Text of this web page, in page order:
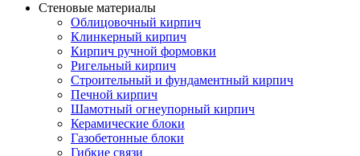
Стеновые материалы
Облицовочный кирпич
Клинкерный кирпич
Кирпич ручной формовки
Ригельный кирпич
Строительный и фундаментный кирпич
Печной кирпич
Шамотный огнеупорный кирпич
Керамические блоки
Газобетонные блоки
Гибкие связи